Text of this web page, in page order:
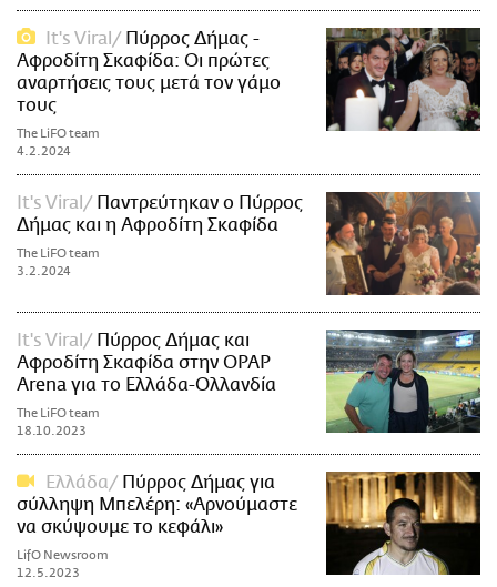
It's Viral
Πύρρος Δήμας -
Αφροδίτη Σκαφίδα: Οι πρώτες
αναρτήσεις τους μετά τον γάμο
τους
The LiFO team
4.2.2024
It's Viral
Παντρεύτηκαν ο Πύρρος
Δήμας και η Αφροδίτη Σκαφίδα
The LiFO team
3.2.2024
It's Viral
Πύρρος Δήμας και
Αφροδίτη Σκαφίδα στην OPAP
Arena για το Ελλάδα-Ολλανδία
The LiFO team
18.10.2023
Ελλάδα
Πύρρος Δήμας για
σύλληψη Μπελέρη: «Αρνούμαστε
να σκύψουμε το κεφάλι»
LifO Newsroom
12.5.2023